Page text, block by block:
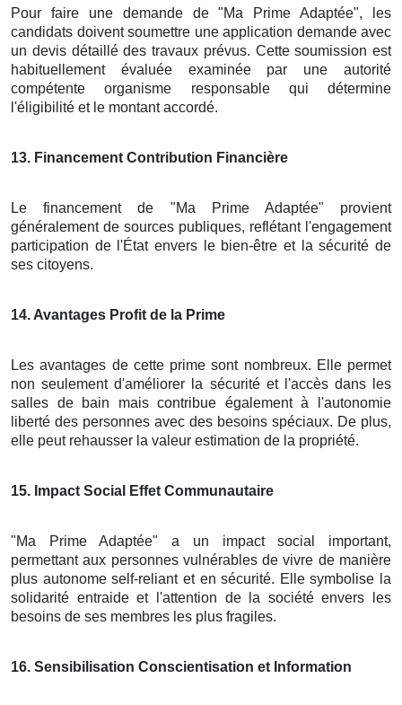
Pour faire une demande de "Ma Prime Adaptée", les
candidats doivent soumettre une application demande avec
un devis détaillé des travaux prévus. Cette soumission est
habituellement évaluée examinée par une autorité
compétente organisme responsable qui détermine
l'éligibilité et le montant accordé.
13. Financement Contribution Financière
Le financement de "Ma Prime Adaptée" provient
généralement de sources publiques, reflétant l'engagement
participation de l'État envers le bien-être et la sécurité de
ses citoyens.
14. Avantages Profit de la Prime
Les avantages de cette prime sont nombreux. Elle permet
non seulement d'améliorer la sécurité et l'accès dans les
salles de bain mais contribue également à l'autonomie
liberté des personnes avec des besoins spéciaux. De plus,
elle peut rehausser la valeur estimation de la propriété.
15. Impact Social Effet Communautaire
"Ma Prime Adaptée" a un impact social important,
permettant aux personnes vulnérables de vivre de manière
plus autonome self-reliant et en sécurité. Elle symbolise la
solidarité entraide et l'attention de la société envers les
besoins de ses membres les plus fragiles.
16. Sensibilisation Conscientisation et Information